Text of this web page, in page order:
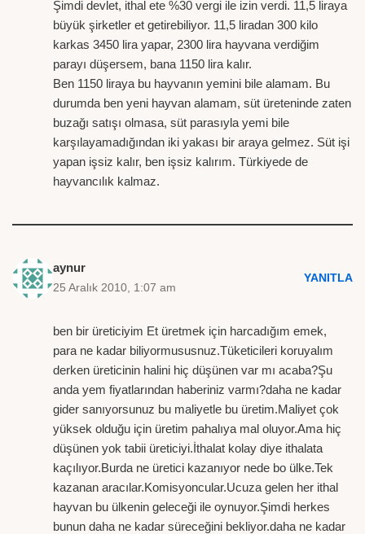
Şimdi devlet, ithal ete %30 vergi ile izin verdi. 11,5 liraya
büyük şirketler et getirebiliyor. 11,5 liradan 300 kilo
karkas 3450 lira yapar, 2300 lira hayvana verdiğim
parayı düşersem, bana 1150 lira kalır.
Ben 1150 liraya bu hayvanın yemini bile alamam. Bu
durumda ben yeni hayvan alamam, süt üreteninde zaten
buzağı satışı olmasa, süt parasıyla yemi bile
karşılayamadığından iki yakası bir araya gelmez. Süt işi
yapan işsiz kalır, ben işsiz kalırım. Türkiyede de
hayvancılık kalmaz.
aynur
25 Aralık 2010, 1:07 am
YANITLA
ben bir üreticiyim Et üretmek için harcadığım emek,
para ne kadar biliyormususnuz.Tüketicileri koruyalım
derken üreticinin halini hiç düşünen var mı acaba?Şu
anda yem fiyatlarından haberiniz varmı?daha ne kadar
gider sanıyorsunuz bu maliyetle bu üretim.Maliyet çok
yüksek olduğu için üretim pahalıya mal oluyor.Ama hiç
düşünen yok tabii üreticiyi.İthalat kolay diye ithalata
kaçılıyor.Burda ne üretici kazanıyor nede bo ülke.Tek
kazanan aracılar.Komisyoncular.Ucuza gelen her ithal
hayvan bu ülkenin geleceği ile oynuyor.Şimdi herkes
bunun daha ne kadar süreceğini bekliyor.daha ne kadar